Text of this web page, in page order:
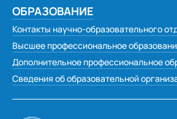
ОБРАЗОВАНИЕ
Контакты научно-образовательного
Высшее профессиональное
Дополнительное профессиональное
Сведения об образовательной